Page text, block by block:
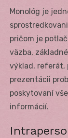
Monológ je
pričom je
väzba,
výklad, referát,
prezentácii
poskytovaní
informácií.